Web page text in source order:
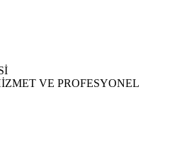
VE PROFESYONEL